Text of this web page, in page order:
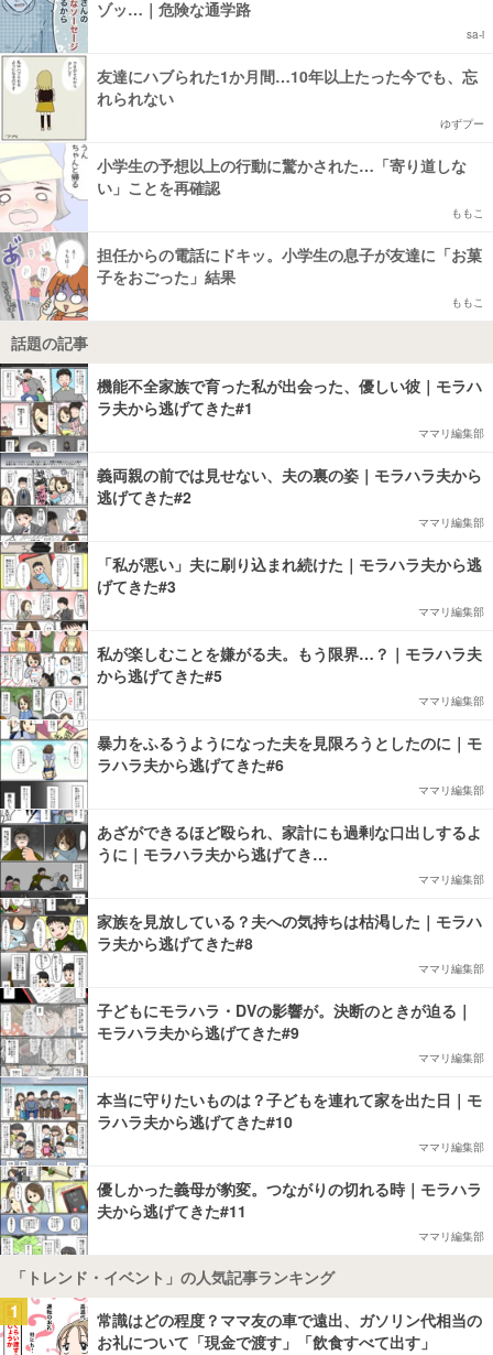
ゾッ…｜危険な通学路
sa-i
友達にハブられた1か月間…10年以上たった今でも、忘
れられない
ゆずプー
小学生の予想以上の行動に驚かされた…「寄り道しな
い」ことを再確認
ももこ
担任からの電話にドキッ。小学生の息子が友達に「お菓
子をおごった」結果
ももこ
話題の記事
機能不全家族で育った私が出会った、優しい彼｜モラハ
ラ夫から逃げてきた#1
ママリ編集部
義両親の前では見せない、夫の裏の姿｜モラハラ夫から
逃げてきた#2
ママリ編集部
「私が悪い」夫に刷り込まれ続けた｜モラハラ夫から逃
げてきた#3
ママリ編集部
私が楽しむことを嫌がる夫。もう限界…？｜モラハラ夫
から逃げてきた#5
ママリ編集部
暴力をふるうようになった夫を見限ろうとしたのに｜モ
ラハラ夫から逃げてきた#6
ママリ編集部
あざができるほど殴られ、家計にも過剰な口出しするよ
うに｜モラハラ夫から逃げてき…
ママリ編集部
家族を見放している？夫への気持ちは枯渇した｜モラハ
ラ夫から逃げてきた#8
ママリ編集部
子どもにモラハラ・DVの影響が。決断のときが迫る｜
モラハラ夫から逃げてきた#9
ママリ編集部
本当に守りたいものは？子どもを連れて家を出た日｜モ
ラハラ夫から逃げてきた#10
ママリ編集部
優しかった義母が豹変。つながりの切れる時｜モラハラ
夫から逃げてきた#11
ママリ編集部
「トレンド・イベント」の人気記事ランキング
1
常識はどの程度？ママ友の車で遠出、ガソリン代相当の
お礼について「現金で渡す」「飲食すべて出す」